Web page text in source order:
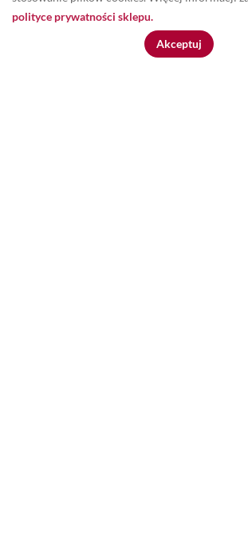
polityce prywatności sklepu.
Akceptuj
Baza wiedzy